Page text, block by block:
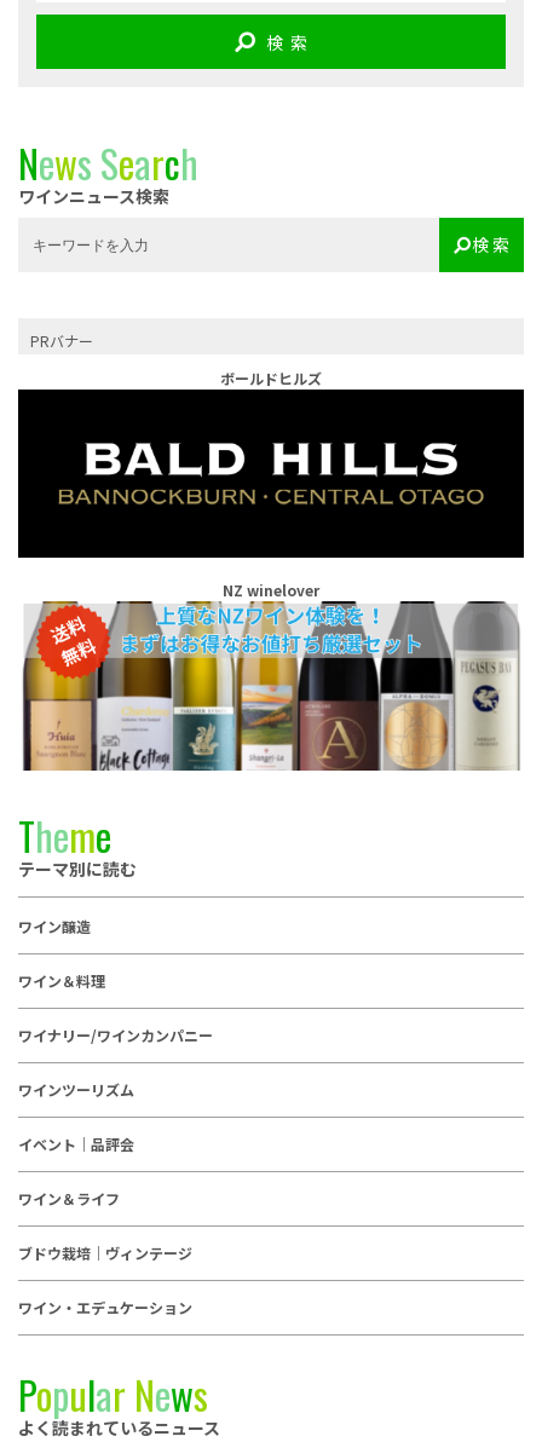
検 索
NewsSearch
ワインニュース検索
検 索
PRバナー
ボールドヒルズ
NZ winelover
Theme
テーマ別に読む
ワイン醸造
ワイン＆料理
ワイナリー/ワインカンパニー
ワインツーリズム
イベント｜品評会
ワイン＆ライフ
ブドウ栽培｜ヴィンテージ
ワイン・エデュケーション
Popular News
よく読まれているニュース